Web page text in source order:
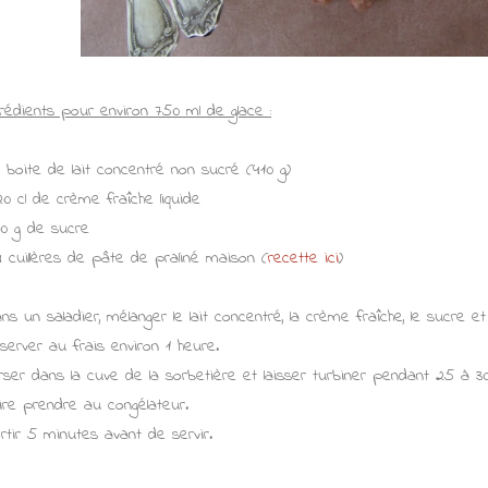
pour environ 750 ml de glace :
de lait concentré non sucré (410 g)
cl de crème fraîche liquide
g de sucre
cuillères de pâte de praliné maison (recette ici)
un saladier, mélanger le lait concentré, la crème fraîche, le sucre
au frais environ 1 heure.
dans la cuve de la sorbetière et laisser turbiner pendant 25 à
prendre au congélateur.
5 minutes avant de servir.